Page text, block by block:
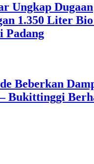
Ungkap Dugaan
1.350 Liter
Padang
Beberkan
Bukittinggi